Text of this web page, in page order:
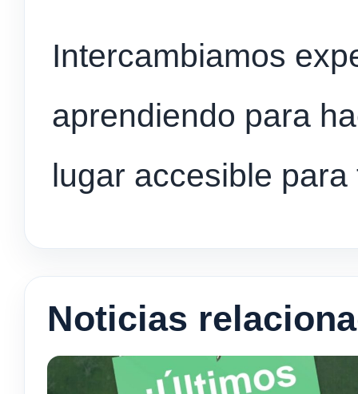
Intercambiamos
aprendiendo para
lugar accesible para
Noticias